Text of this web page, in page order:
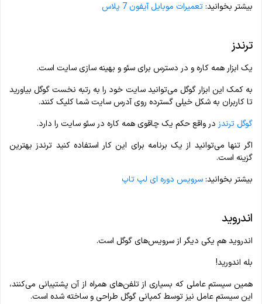
بیشتر بخوانید:تعمیرات موبایل آیفون 7 پلاس
ترندز
یک ابزار همه کاره و در دسترس برای سئو و بهینه سازی سایت است.
به کمک این ابزار گوگل می‌توانید سایت خود را به رتبه نخست گوگل بیاورید
تا کاربران به شکل خیلی گسترده روی آدرس سایت شما کلیک کنند.
گوگل ترندز در واقع حکم یک چاقوی همه کاره در سئو سایت را دارد.
اگر تنها می‌توانید از یک برنامه برای این کار استفاده کنید ترندز بهترین
گزینه است.
بیشتر بخوانید:سرویس دوره ای لپ تاپ
اندروید
اندروید هم یکی دیگر از سرویس‌های گوگل است.
بله اندورید!
همین سیستم عاملی که بسیاری از تلفن‌های همراه از آن پشتیبانی می‌کنند،
این سیستم عامل نیز توسط کمپانی گوگل طراحی و ساخته شده است.